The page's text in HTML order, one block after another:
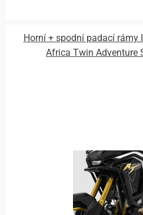
Horní + spodní padací rámy
Africa Twin Adventure